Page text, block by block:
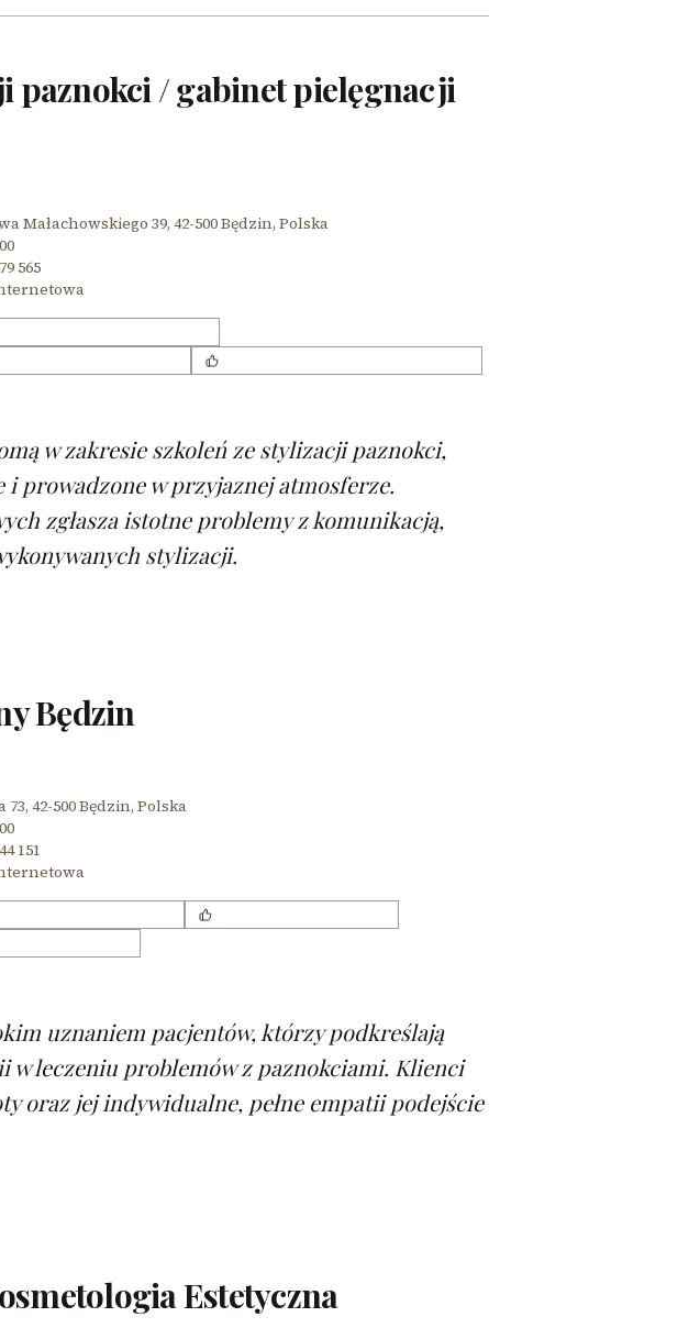
paznokci / gabinet pielęgnacji
Małachowskiego 39, 42-500 Będzin, Polska
565
merytoryczny szkoleń
i wspierająca atmosfera
Indywidualne podejście do kursantów
w zakresie szkoleń ze stylizacji paznokci,
prowadzone w przyjaznej atmosferze.
zgłasza istotne problemy z komunikacją,
stylizacji.
Będzin
73, 42-500 Będzin, Polska
151
terapia laserem Lunula
fachowa wiedza podologa
atmosfera
uznaniem pacjentów, którzy podkreślają
w leczeniu problemów z paznokciami. Klienci
oraz jej indywidualne, pełne empatii podejście
Estetyczna